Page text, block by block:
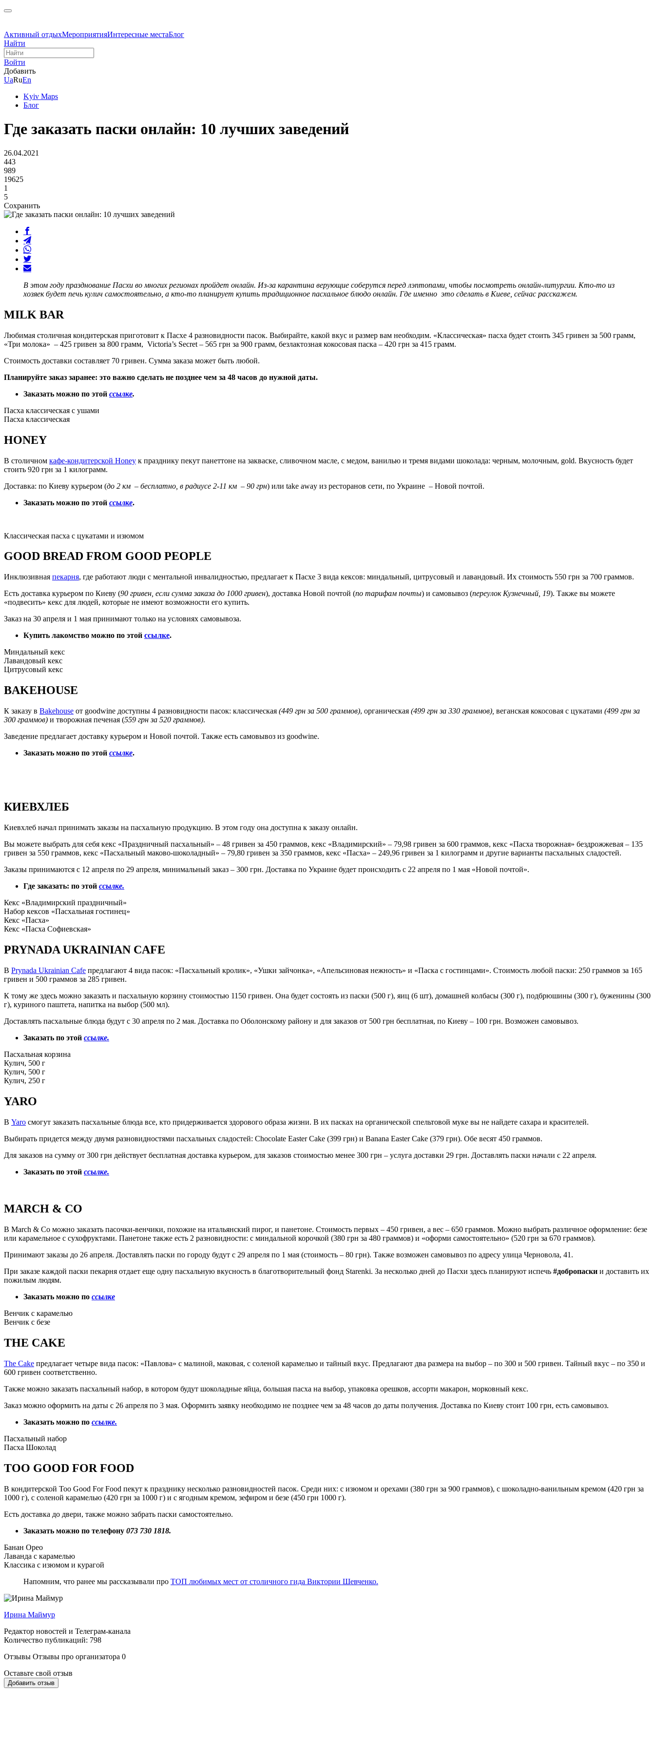
Активный отдыхМероприятияИнтересные местаБлог
Найти
Войти
Добавить
UaRuEn
Kyiv Maps
Блог
Где заказать паски онлайн: 10 лучших заведений
26.04.2021
443
989
19625
1
5
Сохранить
В этом году празднование Пасхи во многих регионах пройдет онлайн. Из-за карантина верующие соберутся перед лэптопами, чтобы посмотреть онлайн-литургии. Кто-то из
хозяек будет печь кулич самостоятельно, а кто-то планирует купить традиционное пасхальное блюдо онлайн. Где именно это сделать в Киеве, сейчас расскажем.
MILK BAR
Любимая столичная кондитерская приготовит к Пасхе 4 разновидности пасок. Выбирайте, какой вкус и размер вам необходим. «Классическая» пасха будет стоить 345 гривен за 500 грамм,
«Три молока» – 425 гривен за 800 грамм, Victoria’s Secret – 565 грн за 900 грамм, безлактозная кокосовая паска – 420 грн за 415 грамм.
Стоимость доставки составляет 70 гривен. Сумма заказа может быть любой.
Планируйте заказ заранее: это важно сделать не позднее чем за 48 часов до нужной даты.
Заказать можно по этой ссылке.
Пасха классическая с ушами
Пасха классическая
HONEY
В столичном кафе-кондитерской Honey к празднику пекут панеттоне на закваске, сливочном масле, с медом, ванилью и тремя видами шоколада: черным, молочным, gold. Вкусность будет
стоить 920 грн за 1 килограмм.
Доставка: по Киеву курьером (до 2 км – бесплатно, в радиусе 2-11 км – 90 грн) или take away из ресторанов сети, по Украине – Новой почтой.
Заказать можно по этой ссылке.
Классическая пасха с цукатами и изюмом
GOOD BREAD FROM GOOD PEOPLE
Инклюзивная пекарня, где работают люди с ментальной инвалидностью, предлагает к Пасхе 3 вида кексов: миндальный, цитрусовый и лавандовый. Их стоимость 550 грн за 700 граммов.
Есть доставка курьером по Киеву (90 гривен, если сумма заказа до 1000 гривен), доставка Новой почтой (по тарифам почты) и самовывоз (переулок Кузнечный, 19). Также вы можете
«подвесить» кекс для людей, которые не имеют возможности его купить.
Заказ на 30 апреля и 1 мая принимают только на условиях самовывоза.
Купить лакомство можно по этой ссылке.
Миндальный кекс
Лавандовый кекс
Цитрусовый кекс
BAKEHOUSE
К заказу в Bakehouse от goodwine доступны 4 разновидности пасок: классическая (449 грн за 500 граммов), органическая (499 грн за 330 граммов), веганская кокосовая с цукатами (499 грн за
300 граммов) и творожная печеная (559 грн за 520 граммов).
Заведение предлагает доставку курьером и Новой почтой. Также есть самовывоз из goodwine.
Заказать можно по этой ссылке.
КИЕВХЛЕБ
Киевхлеб начал принимать заказы на пасхальную продукцию. В этом году она доступна к заказу онлайн.
Вы можете выбрать для себя кекс «Праздничный пасхальный» – 48 гривен за 450 граммов, кекс «Владимирский» – 79,98 гривен за 600 граммов, кекс «Пасха творожная» бездрожжевая – 135
гривен за 550 граммов, кекс «Пасхальный маково-шоколадный» – 79,80 гривен за 350 граммов, кекс «Пасха» – 249,96 гривен за 1 килограмм и другие варианты пасхальных сладостей.
Заказы принимаются с 12 апреля по 29 апреля, минимальный заказ – 300 грн. Доставка по Украине будет происходить с 22 апреля по 1 мая «Новой почтой».
Где заказать: по этой ссылке.
Кекс «Владимирский праздничный»
Набор кексов «Пасхальная гостинец»
Кекс «Пасха»
Кекс «Пасха Софиевская»
PRYNADA UKRAINIAN CAFE
В Prynada Ukrainian Cafe предлагают 4 вида пасок: «Пасхальный кролик», «Ушки зайчонка», «Апельсиновая нежность» и «Паска с гостинцами». Стоимость любой паски: 250 граммов за 165
гривен и 500 граммов за 285 гривен.
К тому же здесь можно заказать и пасхальную корзину стоимостью 1150 гривен. Она будет состоять из паски (500 г), яиц (6 шт), домашней колбасы (300 г), подбрюшины (300 г), буженины (300
г), куриного паштета, напитка на выбор (500 мл).
Доставлять пасхальные блюда будут с 30 апреля по 2 мая. Доставка по Оболонскому району и для заказов от 500 грн бесплатная, по Киеву – 100 грн. Возможен самовывоз.
Заказать по этой ссылке.
Пасхальная корзина
Кулич, 500 г
Кулич, 500 г
Кулич, 250 г
YARO
В Yaro смогут заказать пасхальные блюда все, кто придерживается здорового образа жизни. В их пасках на органической спельтовой муке вы не найдете сахара и красителей.
Выбирать придется между двумя разновидностями пасхальных сладостей: Chocolate Easter Cake (399 грн) и Banana Easter Cake (379 грн). Обе весят 450 граммов.
Для заказов на сумму от 300 грн действует бесплатная доставка курьером, для заказов стоимостью менее 300 грн – услуга доставки 29 грн. Доставлять паски начали с 22 апреля.
Заказать по этой ссылке.
MARCH & CO
В March & Co можно заказать пасочки-венчики, похожие на итальянский пирог, и панетоне. Стоимость первых – 450 гривен, а вес – 650 граммов. Можно выбрать различное оформление: безе
или карамельное с сухофруктами. Панетоне также есть 2 разновидности: с миндальной корочкой (380 грн за 480 граммов) и «оформи самостоятельно» (520 грн за 670 граммов).
Принимают заказы до 26 апреля. Доставлять паски по городу будут с 29 апреля по 1 мая (стоимость – 80 грн). Также возможен самовывоз по адресу улица Черновола, 41.
При заказе каждой паски пекарня отдает еще одну пасхальную вкусность в благотворительный фонд Starenki. За несколько дней до Пасхи здесь планируют испечь #добропаски и доставить их
пожилым людям.
Заказать можно по ссылке
Венчик с карамелью
Венчик с безе
THE CAKE
The Cake предлагает четыре вида пасок: «Павлова» с малиной, маковая, с соленой карамелью и тайный вкус. Предлагают два размера на выбор – по 300 и 500 гривен. Тайный вкус – по 350 и
600 гривен соответственно.
Также можно заказать пасхальный набор, в котором будут шоколадные яйца, большая пасха на выбор, упаковка орешков, ассорти макарон, морковный кекс.
Заказ можно оформить на даты с 26 апреля по 3 мая. Оформить заявку необходимо не позднее чем за 48 часов до даты получения. Доставка по Киеву стоит 100 грн, есть самовывоз.
Заказать можно по ссылке.
Пасхальный набор
Пасха Шоколад
TOO GOOD FOR FOOD
В кондитерской Too Good For Food пекут к празднику несколько разновидностей пасок. Среди них: с изюмом и орехами (380 грн за 900 граммов), с шоколадно-ванильным кремом (420 грн за
1000 г), с соленой карамелью (420 грн за 1000 г) и с ягодным кремом, зефиром и безе (450 грн 1000 г).
Есть доставка до двери, также можно забрать паски самостоятельно.
Заказать можно по телефону 073 730 1818.
Банан Орео
Лаванда с карамелью
Классика с изюмом и курагой
Напомним, что ранее мы рассказывали про ТОП любимых мест от столичного гида Виктории Шевченко.
Ирина Маймур
Редактор новостей и Телеграм-канала
Количество публикаций: 798
Отзывы Отзывы про организатора 0
Оставьте свой отзыв
Добавить отзыв